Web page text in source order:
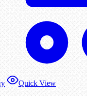
Quick View